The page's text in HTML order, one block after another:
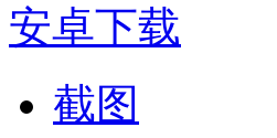
安卓下载
截图